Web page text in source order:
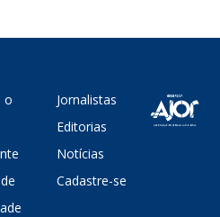
o
Jornalistas
Editorias
Notícias
Cadastre-se